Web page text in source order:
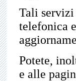
Tali servizi
telefonica
Potete,
e alle